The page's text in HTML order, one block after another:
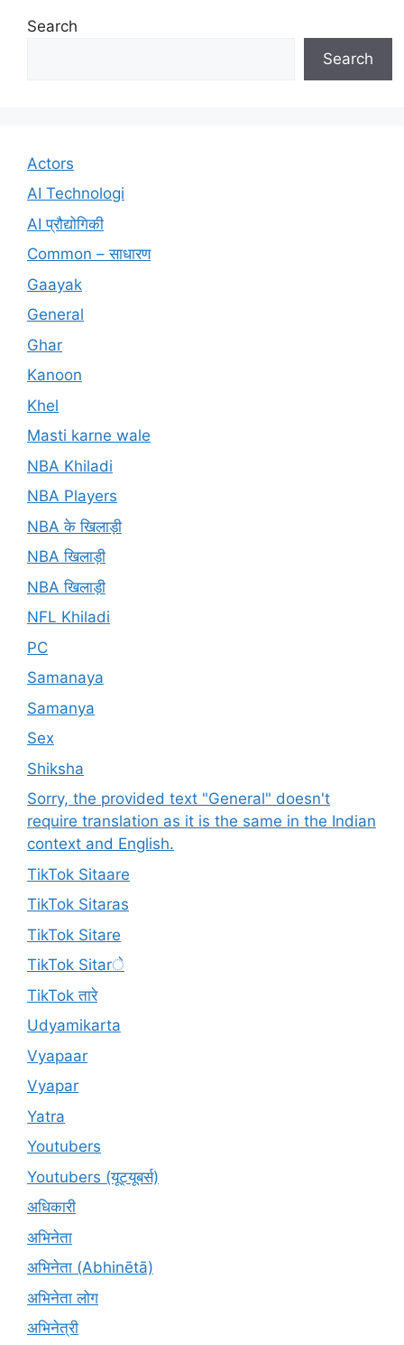
Search
Search
Actors
AI Technologi
AI प्रौद्योगिकी
Common – साधारण
Gaayak
General
Ghar
Kanoon
Khel
Masti karne wale
NBA Khiladi
NBA Players
NBA के खिलाड़ी
NBA खिलाड़ी
NBA खिलाड़ी
NFL Khiladi
PC
Samanaya
Samanya
Sex
Shiksha
Sorry, the provided text "General" doesn't
require translation as it is the same in the Indian
context and English.
TikTok Sitaare
TikTok Sitaras
TikTok Sitare
TikTok Sitarे
TikTok तारे
Udyamikarta
Vyapaar
Vyapar
Yatra
Youtubers
Youtubers (यूट्यूबर्स)
अधिकारी
अभिनेता
अभिनेता (Abhinētā)
अभिनेता लोग
अभिनेत्री